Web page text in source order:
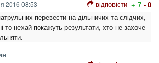
2016 08:53 відповісти + 7 - 0
перевести на дільничих та слідчих,
то нехай покажуть результати, хто не захоче